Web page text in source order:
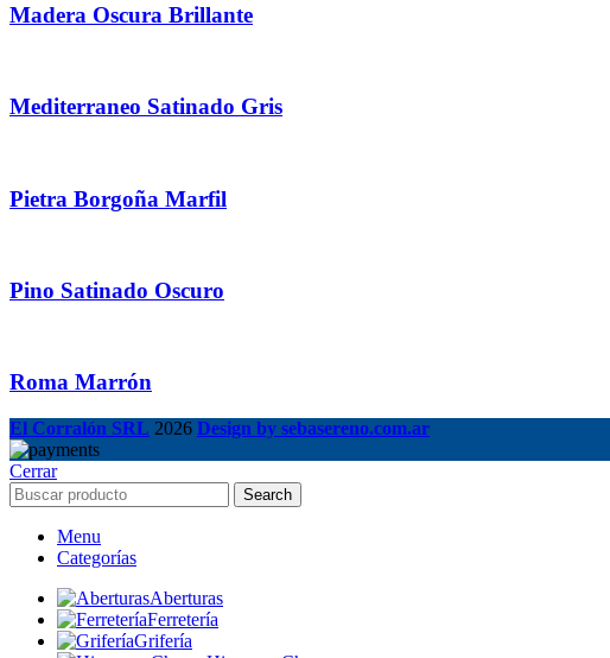
Madera Oscura Brillante
Mediterraneo Satinado Gris
Pietra Borgoña Marfil
Pino Satinado Oscuro
Roma Marrón
El Corralón SRL 2026 Design by sebasereno.com.ar
Cerrar
Search
Menu
Categorías
Aberturas
Ferretería
Grifería